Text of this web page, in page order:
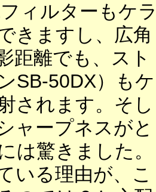
ィルターもケ
きますし、広角
距離でも、スト
SB-50DX）もケ
されます。そし
ャープネスがと
は驚きました。
いる理由が、こ